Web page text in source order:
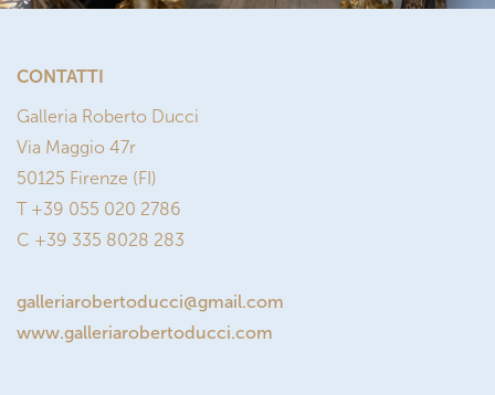
CONTATTI
Galleria Roberto Ducci
Via Maggio 47r
50125 Firenze (FI)
T +39 055 020 2786
C +39 335 8028 283
galleriarobertoducci@gmail.com
www.galleriarobertoducci.com